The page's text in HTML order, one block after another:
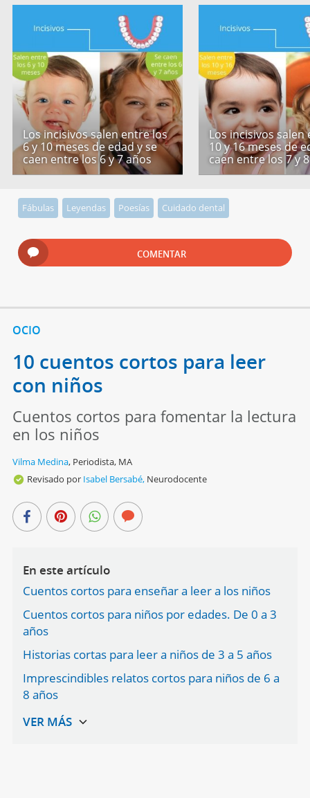
Los incisivos salen entre los
6 y 10 meses de edad y se
caen entre los 6 y 7 años
Los incisivos salen
10 y 16 meses de
caen entre los 7 y
Fábulas Leyendas Poesías Cuidado dental
COMENTAR
OCIO
10 cuentos cortos para leer
con niños
Cuentos cortos para fomentar la lectura
en los niños
Vilma Medina, Periodista, MA
Revisado por Isabel Bersabé, Neurodocente
En este artículo
Cuentos cortos para enseñar a leer a los niños
Cuentos cortos para niños por edades. De 0 a 3
años
Historias cortas para leer a niños de 3 a 5 años
Imprescindibles relatos cortos para niños de 6 a
8 años